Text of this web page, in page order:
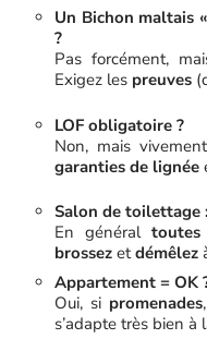
Un Bichon maltais
?
Pas forcément,
Exigez les preuves
LOF obligatoire ?
Non, mais vivement
garanties de lignée
Salon de toilettage
En général toutes
brossez etdémêlez
Appartement = OK
Oui, si promenades
s’adapte très bien à